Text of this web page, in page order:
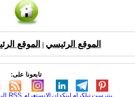
الموقع الرئيسي الموقع
تابعونا على:
RSS الانستغرام لينكدإن تيلكرامبنترست